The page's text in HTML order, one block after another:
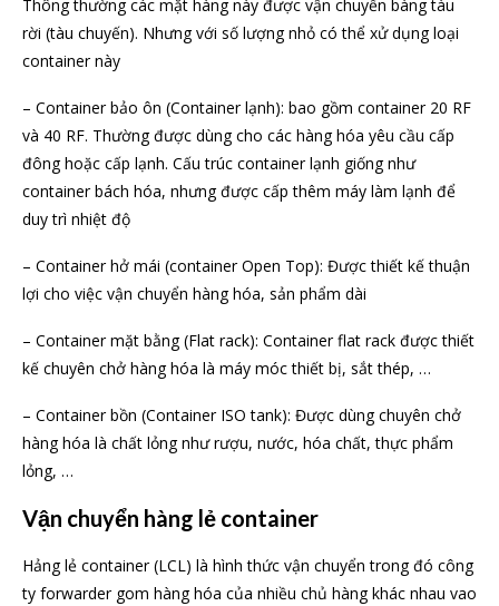
Thông thường các mặt hàng này được vận chuyển bàng tàu
rời (tàu chuyến). Nhưng với số lượng nhỏ có thể xử dụng loại
container này
– Container bảo ôn (Container lạnh): bao gồm container 20 RF
và 40 RF. Thường được dùng cho các hàng hóa yêu cầu cấp
đông hoặc cấp lạnh. Cấu trúc container lạnh giống như
container bách hóa, nhưng được cấp thêm máy làm lạnh để
duy trì nhiệt độ
– Container hở mái (container Open Top): Được thiết kế thuận
lợi cho việc vận chuyển hàng hóa, sản phẩm dài
– Container mặt bằng (Flat rack): Container flat rack được thiết
kế chuyên chở hàng hóa là máy móc thiết bị, sắt thép, …
– Container bồn (Container ISO tank): Được dùng chuyên chở
hàng hóa là chất lỏng như rượu, nước, hóa chất, thực phẩm
lỏng, …
Vận chuyển hàng lẻ container
Hảng lẻ container (LCL) là hình thức vận chuyển trong đó công
ty forwarder gom hàng hóa của nhiều chủ hàng khác nhau vao